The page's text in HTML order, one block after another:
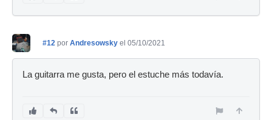
#12 por Andresowsky el 05/10/2021
La guitarra me gusta, pero el estuche más todavía.